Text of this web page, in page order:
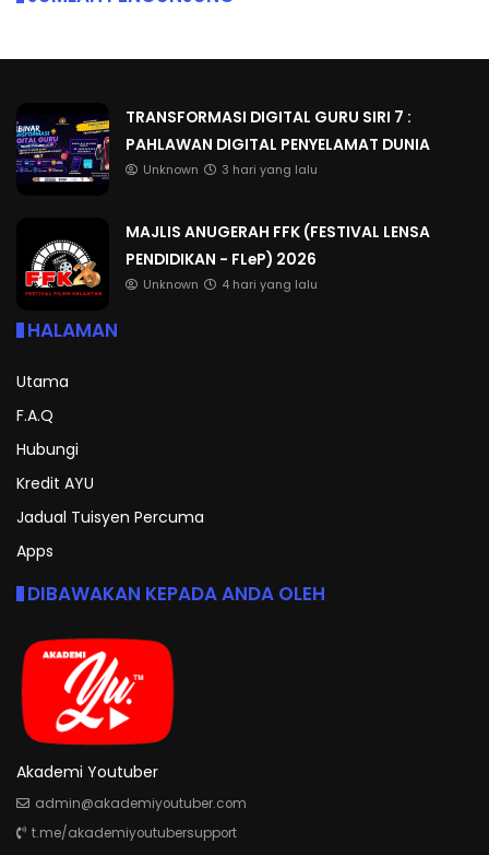
TRANSFORMASI DIGITAL GURU SIRI 7 :
PAHLAWAN DIGITAL PENYELAMAT DUNIA
Unknown 3 hari yang lalu
MAJLIS ANUGERAH FFK (FESTIVAL LENSA
PENDIDIKAN - FLeP) 2026
Unknown 4 hari yang lalu
HALAMAN
Utama
F.A.Q
Hubungi
Kredit AYU
Jadual Tuisyen Percuma
Apps
DIBAWAKAN KEPADA ANDA OLEH
Akademi Youtuber
admin@akademiyoutuber.com
t.me/akademiyoutubersupport